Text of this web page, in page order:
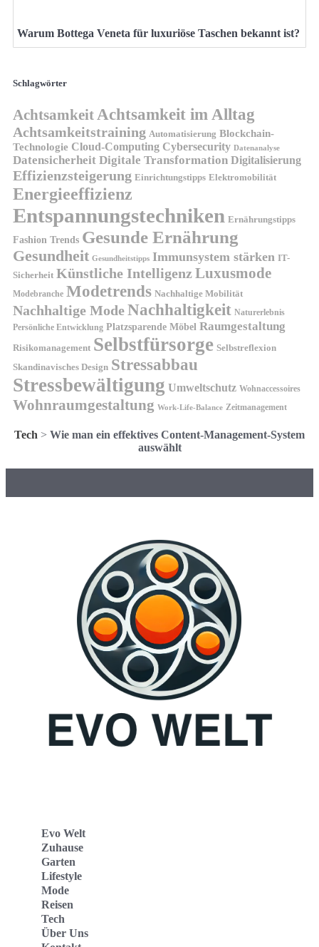
Warum Bottega Veneta für luxuriöse Taschen bekannt ist?
Schlagwörter
AchtsamkeitAchtsamkeit im Alltag
Achtsamkeitstraining Automatisierung Blockchain-
Technologie Cloud-Computing Cybersecurity Datenanalyse
Datensicherheit Digitale Transformation Digitalisierung
Effizienzsteigerung Einrichtungstipps Elektromobilität
Energieeffizienz
Entspannungstechniken Ernährungstipps
Fashion Trends Gesunde Ernährung
Gesundheit Gesundheitstipps Immunsystem stärken IT-
Sicherheit Künstliche IntelligenzLuxusmode
Modebranche Modetrends Nachhaltige Mobilität
Nachhaltige ModeNachhaltigkeit Naturerlebnis
Persönliche Entwicklung Platzsparende Möbel Raumgestaltung
Risikomanagement Selbstfürsorge Selbstreflexion
Skandinavisches Design Stressabbau
Stressbewältigung Umweltschutz Wohnaccessoires
Wohnraumgestaltung Work-Life-Balance Zeitmanagement
Tech > Wie man ein effektives Content-Management-System
auswählt
Evo Welt
Zuhause
Garten
Lifestyle
Mode
Reisen
Tech
Über Uns